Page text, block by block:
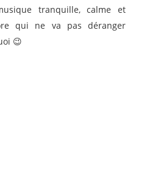
tranquille, calme et
qui ne va pas déranger
😉